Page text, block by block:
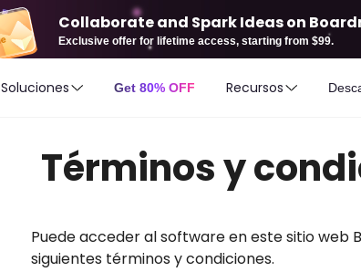
Collaborate and Spark Ideas on
Exclusive offer for lifetime access, starting from $99.
Soluciones Get 80% OFF Recursos
Términos y
Puede acceder al software en este sitio web
siguientes términos y condiciones.